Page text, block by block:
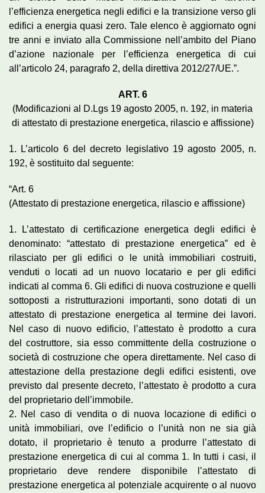
l’efficienza energetica negli edifici e la transizione verso gli
edifici a energia quasi zero. Tale elenco è aggiornato ogni
tre anni e inviato alla Commissione nell’ambito del Piano
d’azione nazionale per l’efficienza energetica di cui
all’articolo 24, paragrafo 2, della direttiva 2012/27/UE.”.
ART. 6
(Modificazioni al D.Lgs 19 agosto 2005, n. 192, in materia
di attestato di prestazione energetica, rilascio e affissione)
1. L’articolo 6 del decreto legislativo 19 agosto 2005, n.
192, è sostituito dal seguente:
“Art. 6
(Attestato di prestazione energetica, rilascio e affissione)
1. L’attestato di certificazione energetica degli edifici è
denominato: “attestato di prestazione energetica” ed è
rilasciato per gli edifici o le unità immobiliari costruiti,
venduti o locati ad un nuovo locatario e per gli edifici
indicati al comma 6. Gli edifici di nuova costruzione e quelli
sottoposti a ristrutturazioni importanti, sono dotati di un
attestato di prestazione energetica al termine dei lavori.
Nel caso di nuovo edificio, l’attestato è prodotto a cura
del costruttore, sia esso committente della costruzione o
società di costruzione che opera direttamente. Nel caso di
attestazione della prestazione degli edifici esistenti, ove
previsto dal presente decreto, l’attestato è prodotto a cura
del proprietario dell’immobile.
2. Nel caso di vendita o di nuova locazione di edifici o
unità immobiliari, ove l’edificio o l’unità non ne sia già
dotato, il proprietario è tenuto a produrre l’attestato di
prestazione energetica di cui al comma 1. In tutti i casi, il
proprietario deve rendere disponibile l’attestato di
prestazione energetica al potenziale acquirente o al nuovo